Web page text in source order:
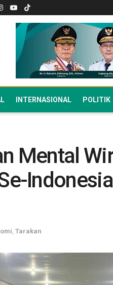
INTERNASIONAL POLITIK
Mental
Tarakan